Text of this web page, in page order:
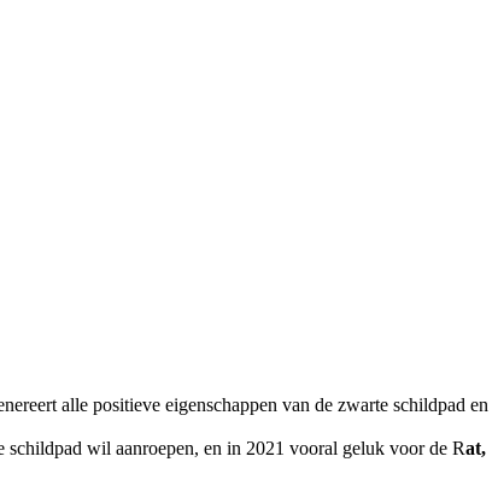
alle positieve eigenschappen van de zwarte schildpad en
wil aanroepen, en in 2021 vooral geluk voor de Rat,